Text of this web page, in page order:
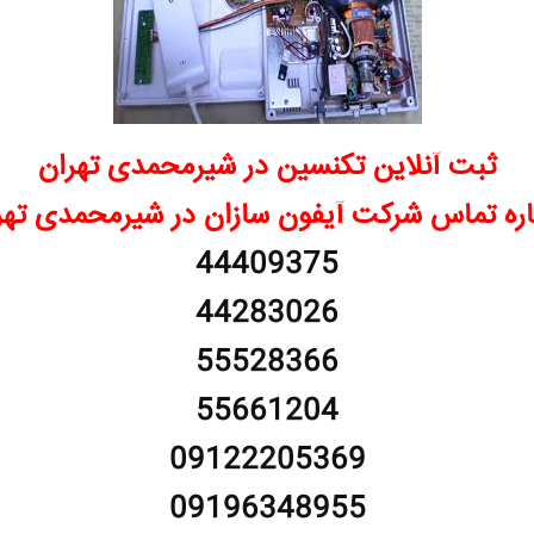
ثبت آنلاین تکنسین در شیرمحمدی تهران
تماس شرکت آیفون سازان در شیرمحمدی
44409375
44283026
55528366
55661204
09122205369
09196348955